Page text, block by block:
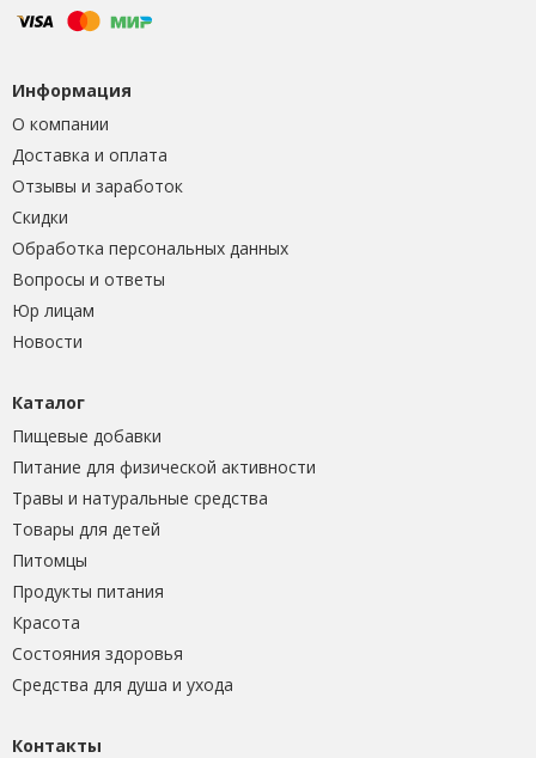
Информация
О компании
Доставка и оплата
Отзывы и заработок
Скидки
Обработка персональных данных
Вопросы и ответы
Юр лицам
Новости
Каталог
Пищевые добавки
Питание для физической активности
Травы и натуральные средства
Товары для детей
Питомцы
Продукты питания
Красота
Состояния здоровья
Средства для душа и ухода
Контакты